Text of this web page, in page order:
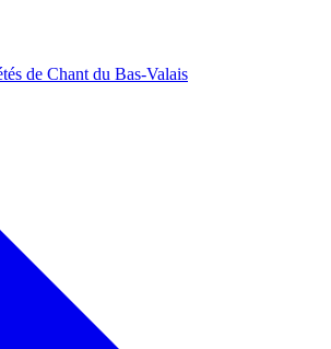
de Chant du Bas-Valais